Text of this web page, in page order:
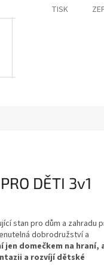
TISK
DĚTI 3v1
stan pro dům a zahradu
dobrodružství a
domečkem na hraní,
a rozvíjí dětské